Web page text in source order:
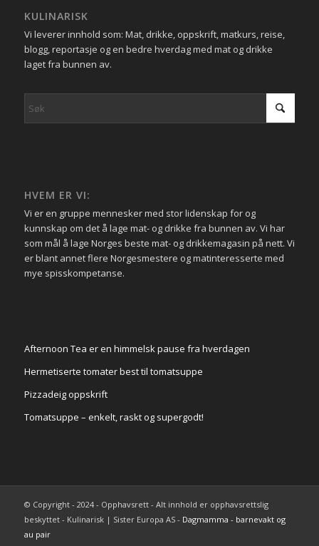
KULINARISK
Vi leverer innhold som: Mat, drikke, oppskrift, matkurs, reise,
blogg, reportasje og en bedre hverdag med mat og drikke
laget fra bunnen av.
HVEM ER VI:
Vi er en gruppe mennesker med stor lidenskap for og
kunnskap om det å lage mat- og drikke fra bunnen av. Vi har
som mål å lage Norges beste mat- og drikkemagasin på nett. Vi
er blant annet flere Norgesmestere og matinteresserte med
mye spisskompetanse.
Afternoon Tea er en himmelsk pause fra hverdagen
Hermetiserte tomater best til tomatsuppe
Pizzadeig oppskrift
Tomatsuppe – enkelt, raskt og supergodt!
© Copyright - 2024 - Opphavsrett - Alt innhold er opphavsrettslig
beskyttet - Kulinarisk | Sister Europa AS - Dagmamma - barnevakt og
au pair